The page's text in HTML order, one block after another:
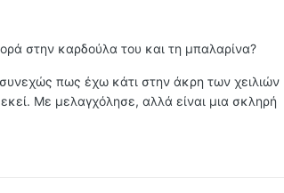
στην καρδούλα του και τη μπαλαρίνα?
πως έχω κάτι στην άκρη των χειλιών
Με μελαγχόλησε, αλλά είναι μια σκληρή